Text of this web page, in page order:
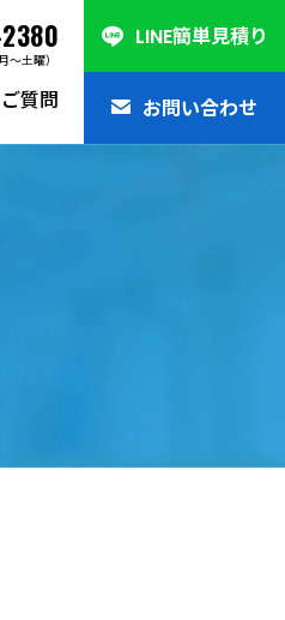
～土曜）
質問
LINE簡単見積り
お問い合わせ